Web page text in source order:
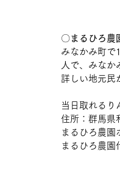
〇まるひろ農
みなかみ町で
人で、みな
詳しい地元民
当日取れるり
住所：群馬県
まるひろ農園
まるひろ農園